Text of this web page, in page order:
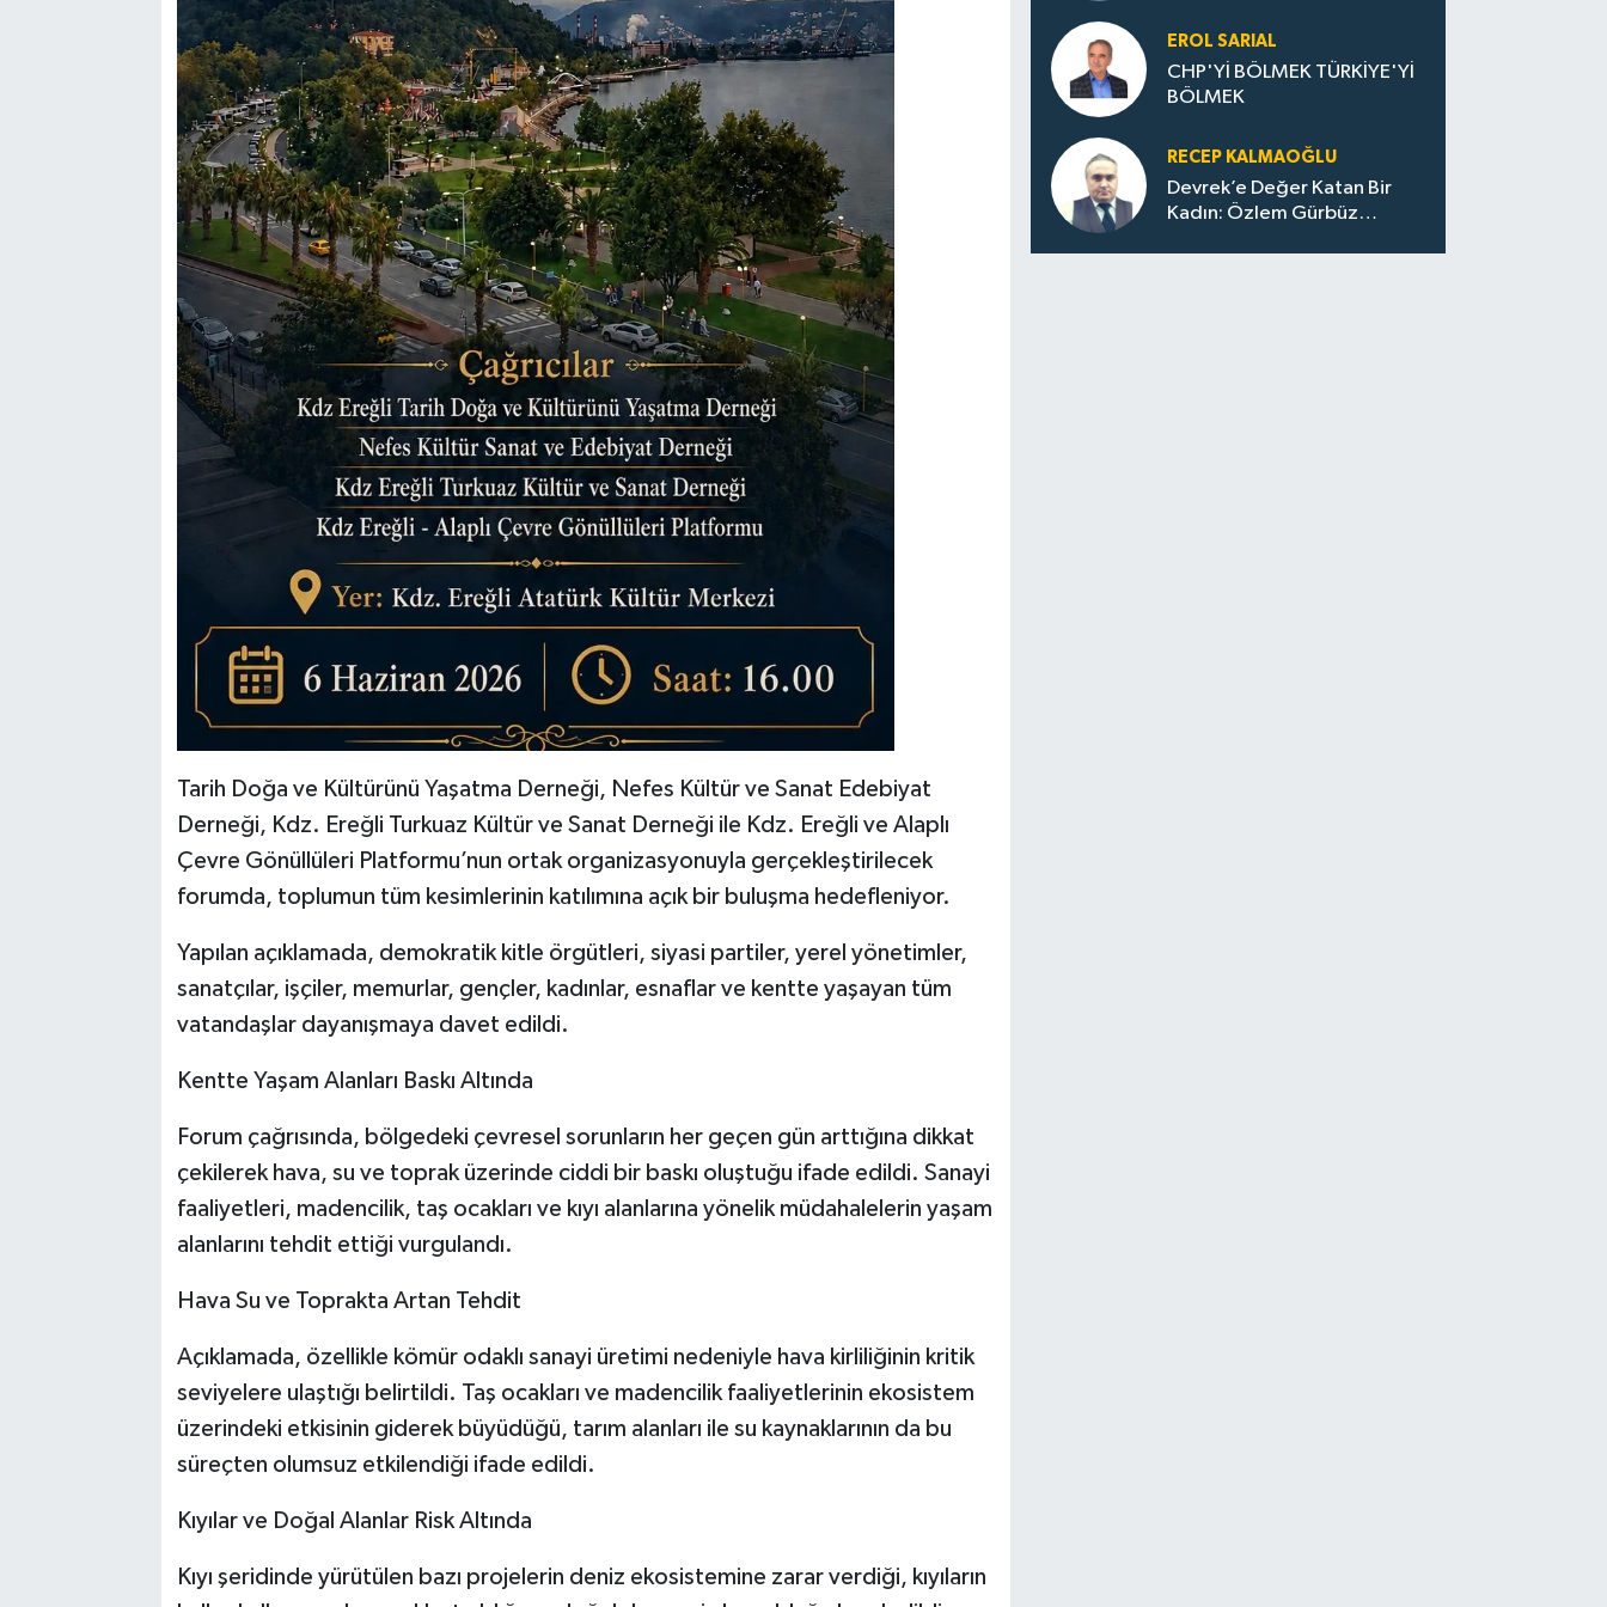
Tarih Doğa ve Kültürünü Yaşatma Derneği, Nefes Kültür ve Sanat Edebiyat
Derneği, Kdz. Ereğli Turkuaz Kültür ve Sanat Derneği ile Kdz. Ereğli ve Alaplı
Çevre Gönüllüleri Platformu’nun ortak organizasyonuyla gerçekleştirilecek
forumda, toplumun tüm kesimlerinin katılımına açık bir buluşma hedefleniyor.
Yapılan açıklamada, demokratik kitle örgütleri, siyasi partiler, yerel yönetimler,
sanatçılar, işçiler, memurlar, gençler, kadınlar, esnaflar ve kentte yaşayan tüm
vatandaşlar dayanışmaya davet edildi.
Kentte Yaşam Alanları Baskı Altında
Forum çağrısında, bölgedeki çevresel sorunların her geçen gün arttığına dikkat
çekilerek hava, su ve toprak üzerinde ciddi bir baskı oluştuğu ifade edildi. Sanayi
faaliyetleri, madencilik, taş ocakları ve kıyı alanlarına yönelik müdahalelerin yaşam
alanlarını tehdit ettiği vurgulandı.
Hava Su ve Toprakta Artan Tehdit
Açıklamada, özellikle kömür odaklı sanayi üretimi nedeniyle hava kirliliğinin kritik
seviyelere ulaştığı belirtildi. Taş ocakları ve madencilik faaliyetlerinin ekosistem
üzerindeki etkisinin giderek büyüdüğü, tarım alanları ile su kaynaklarının da bu
süreçten olumsuz etkilendiği ifade edildi.
Kıyılar ve Doğal Alanlar Risk Altında
Kıyı şeridinde yürütülen bazı projelerin deniz ekosistemine zarar verdiği, kıyıların
Evler Çöp Dolu
EROL SARIAL
CHP'Yİ BÖLMEK TÜRKİYE'Yİ
BÖLMEK
RECEP KALMAOĞLU
Devrek’e Değer Katan Bir
Kadın: Özlem Gürbüz